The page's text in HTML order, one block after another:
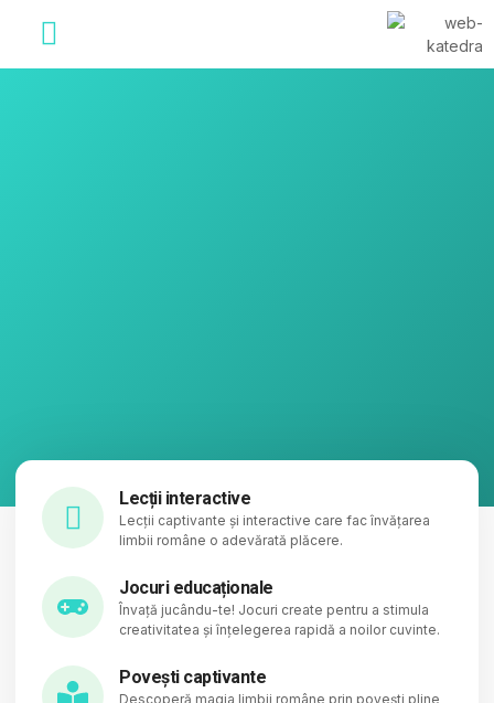
Lecții interactive
Lecții captivante și interactive care fac învățarea
limbii române o adevărată plăcere.
Jocuri educaționale
Învață jucându-te! Jocuri create pentru a stimula
creativitatea și înțelegerea rapidă a noilor cuvinte.
Povești captivante
Descoperă magia limbii române prin povești pline